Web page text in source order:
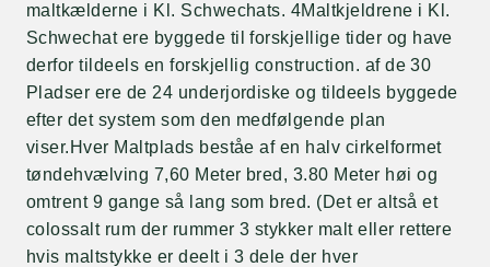
maltkælderne i Kl. Schwechats. 4Maltkjeldrene i Kl.
Schwechat ere byggede til forskjellige tider og have
derfor tildeels en forskjellig construction. af de 30
Pladser ere de 24 underjordiske og tildeels byggede
efter det system som den medfølgende plan
viser.Hver Maltplads beståe af en halv cirkelformet
tøndehvælving 7,60 Meter bred, 3.80 Meter høi og
omtrent 9 gange så lang som bred. (Det er altså et
colossalt rum der rummer 3 stykker malt eller rettere
hvis maltstykke er deelt i 3 dele der hver